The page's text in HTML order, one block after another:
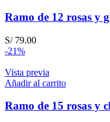
Ramo de 12 rosas y
S/79.00
-21%
Vista previa
Añadir al carrito
Ramo de 15 rosas y